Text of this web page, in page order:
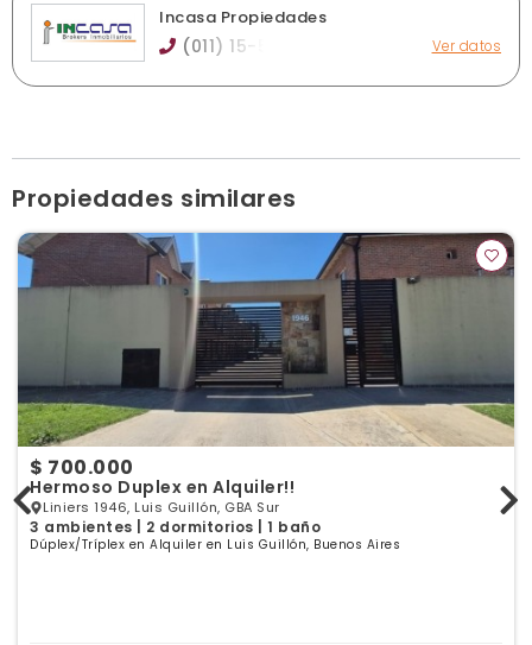
Incasa Propiedades
(011) 15-5 Ver datos
Canning
Ver publicaciones de la inmobiliaria
Propiedades similares
$ 700.000
Hermoso Duplex en Alquiler!!
Liniers 1946, Luis Guillón, GBA Sur
3 ambientes | 2 dormitorios | 1 baño
Dúplex/Tríplex en Alquiler en Luis Guillón, Buenos Aires